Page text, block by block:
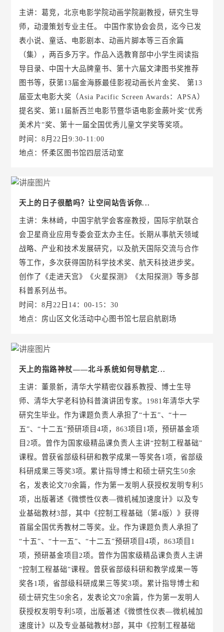
主讲：葛竞，北京电影学院动画学院副教授，研究生导
师，动漫策划专业主任。 中国作家协会会员，迄今已发
表小说、童话、电影剧本、动画片脚本等三百余篇
（集），两百多万字。作品入选教育部中小学生阅读指
导目录、中国十大品牌童书、第十六届文津图书奖推荐
图书等，获第13届金海豚最佳影视动画长片金奖、 第13
届亚太电影大奖（Asia Pacific Screen Awards：APSA）
提名奖、第11届新西兰电影节暨华语电影金蕨叶奖“优秀
美术片”奖、第十一届全国优秀儿童文学奖等奖项。
时间：8月22日9:30-11:00
地点：怀柔区图书馆四层活动室
天上的日子很酷吗？让空间站告诉你...
主讲：朱林崎，中国宇航学会客座教授，国际宇航联合
会卫星商业应用专委会亚太办主任。长期从事航天领域
战略、产业和技术发展研究，以及航天国际交流与合作
等工作，多次获得国防科学技术奖、航天科技进步奖。
创作了《走进天宫》《火星探测》《太阳探测》等多部
科普系列丛书。
时间：8月22日14：00-15：30
地点：房山区文化活动中心图书馆七层启航剧场
天上的指路神杖——北斗系统如何导航定...
主讲：董景新，清华大学精密仪器系教授、博士生导
师、清华大学老科协科普演讲团专家。1981年清华大学
研究生毕业。作为课题负责人承担了“十五”、“十一
五”、“十二五”预研项目4项，863项目1项，预研基金项
目2项。曾作为国家级精品课负责人主讲“控制工程基础”
课程。曾获省部级科研和教学成果一等奖各1项，省部级
科研成果三等奖3项。累计指导博士和硕士研究生50余
名，发表论文70余篇，作为第一发明人获授权发明专利5
项，出版著述《微惯性仪表—微机械加速度计》以及专
业基础教材3部，其中《控制工程基础（第4版）》获得
首届全国优秀教材二等奖。业。作为课题负责人承担了
“十五”、“十一五”、“十二五”预研项目4项，863项目1
项，预研基金项目2项。曾作为国家级精品课负责人主讲
“控制工程基础”课程。曾获省部级科研和教学成果一等
奖各1项，省部级科研成果三等奖3项。累计指导博士和
硕士研究生50余名，发表论文70余篇，作为第一发明人
获授权发明专利5项，出版著述《微惯性仪表—微机械加
速度计》以及专业基础教材3部，其中《控制工程基础